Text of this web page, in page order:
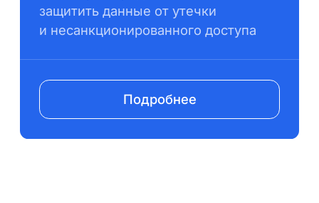
защитить данные от утечки
и несанкционированного доступа
Подробнее